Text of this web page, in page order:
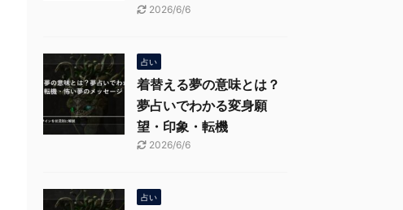
2026/6/6
占い
着替える夢の意味とは？
夢占いでわかる変身願
望・印象・転機
2026/6/6
占い